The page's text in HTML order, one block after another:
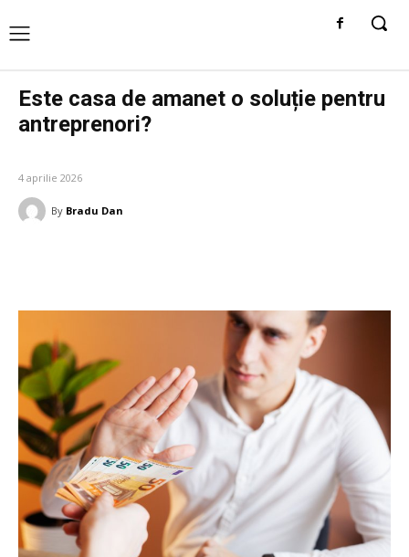
Este casa de amanet o soluție pentru
antreprenori?
4 aprilie 2026
By Bradu Dan